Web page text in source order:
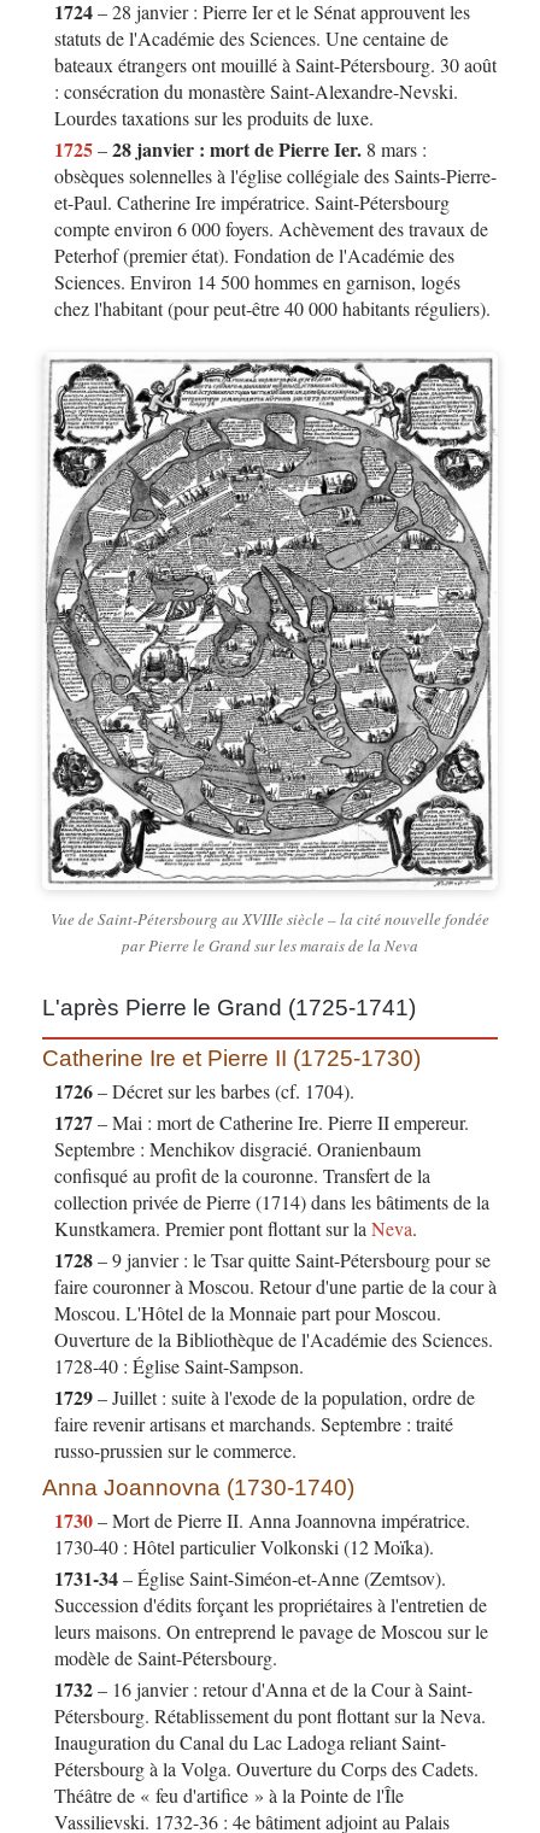
1724– 28 janvier : Pierre Ier et le Sénat approuvent les
statuts de l'Académie des Sciences. Une centaine de
bateaux étrangers ont mouillé à Saint-Pétersbourg. 30 août
: consécration du monastère Saint-Alexandre-Nevski.
Lourdes taxations sur les produits de luxe.
1725–28 janvier : mort de Pierre Ier. 8 mars :
obsèques solennelles à l'église collégiale des Saints-Pierre-
et-Paul. Catherine Ire impératrice. Saint-Pétersbourg
compte environ 6 000 foyers. Achèvement des travaux de
Peterhof (premier état). Fondation de l'Académie des
Sciences. Environ 14 500 hommes en garnison, logés
chez l'habitant (pour peut-être 40 000 habitants réguliers).
Vue de Saint-Pétersbourg au XVIIIe siècle – la cité nouvelle fondée
par Pierre le Grand sur les marais de la Neva
L'après Pierre le Grand (1725-1741)
Catherine Ire et Pierre II (1725-1730)
1726– Décret sur les barbes (cf. 1704).
1727– Mai : mort de Catherine Ire. Pierre II empereur.
Septembre : Menchikov disgracié. Oranienbaum
confisqué au profit de la couronne. Transfert de la
collection privée de Pierre (1714) dans les bâtiments de la
Kunstkamera. Premier pont flottant sur laNeva.
1728– 9 janvier : le Tsar quitte Saint-Pétersbourg pour se
faire couronner à Moscou. Retour d'une partie de la cour à
Moscou. L'Hôtel de la Monnaie part pour Moscou.
Ouverture de la Bibliothèque de l'Académie des Sciences.
1728-40 : Église Saint-Sampson.
1729– Juillet : suite à l'exode de la population, ordre de
faire revenir artisans et marchands. Septembre : traité
russo-prussien sur le commerce.
Anna Joannovna (1730-1740)
1730– Mort de Pierre II. Anna Joannovna impératrice.
1730-40 : Hôtel particulier Volkonski (12 Moïka).
1731-34– Église Saint-Siméon-et-Anne (Zemtsov).
Succession d'édits forçant les propriétaires à l'entretien de
leurs maisons. On entreprend le pavage de Moscou sur le
modèle de Saint-Pétersbourg.
1732– 16 janvier : retour d'Anna et de la Cour à Saint-
Pétersbourg. Rétablissement du pont flottant sur la Neva.
Inauguration du Canal du Lac Ladoga reliant Saint-
Pétersbourg à la Volga. Ouverture du Corps des Cadets.
Théâtre de « feu d'artifice » à la Pointe de l'Île
Vassilievski. 1732-36 : 4e bâtiment adjoint au Palais